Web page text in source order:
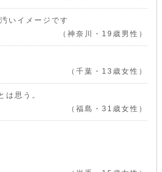
いイメージです
（神奈川・19歳男性）
（千葉・13歳女性）
は思う。
（福島・31歳女性）